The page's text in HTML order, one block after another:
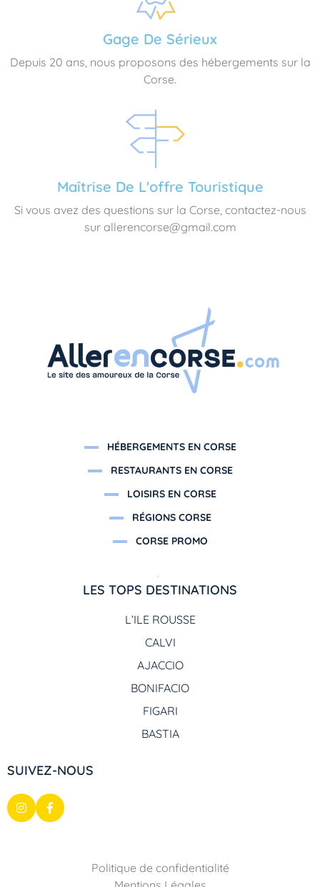
Gage De Sérieux
Depuis 20 ans, nous proposons des hébergements sur la
Corse.
Maîtrise De L'offre Touristique
Si vous avez des questions sur la Corse, contactez-nous
sur allerencorse@gmail.com
HÉBERGEMENTS EN CORSE
RESTAURANTS EN CORSE
LOISIRS EN CORSE
RÉGIONS CORSE
CORSE PROMO
LES TOPS DESTINATIONS
L’ILE ROUSSE
CALVI
AJACCIO
BONIFACIO
FIGARI
BASTIA
SUIVEZ-NOUS
Politique de confidentialité